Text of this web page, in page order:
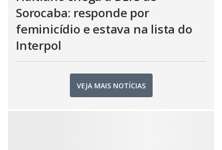
Sorocaba: responde por
feminicídio e estava na lista do
Interpol
VEJA MAIS NOTÍCIAS